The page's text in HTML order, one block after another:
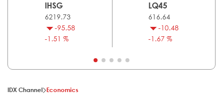
IHSG
6219.73
-95.58
-1.51 %
LQ45
616.64
-10.48
-1.67 %
IDX Channel Economics